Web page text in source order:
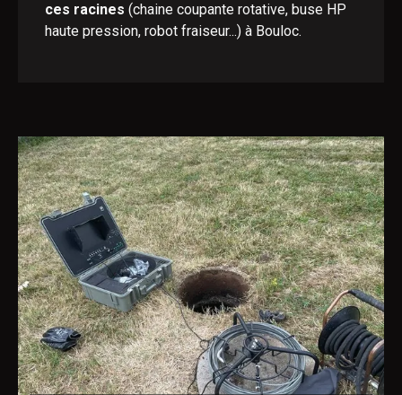
ces racines (chaine coupante rotative, buse HP
haute pression, robot fraiseur...) à Bouloc.